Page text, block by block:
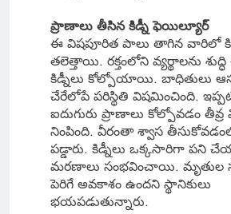
ప్రాణాలు తీసిన కిడ్నీ ఫెయిల్యూర్
ఈ విషపూరిత పాలు తాగిన వారిలో
తలెత్తాయి. రక్తంలోని వ్యర్థాలను
కిడ్నీలు కోల్పోయాయి. బాధితులు
చేరేలోపే పరిస్థితి విషమించింది.
ఐదుగురు ప్రాణాలు కోల్పోవడం
నింపింది. వీరంతా శ్వాస
పడ్డారు. కిడ్నీలు ఒక్కసారిగా పని
మరణాలు సంభవించాయి. మృతుల
పెరిగే అవకాశం ఉందని స్థానికులు
భయపడుతున్నారు.